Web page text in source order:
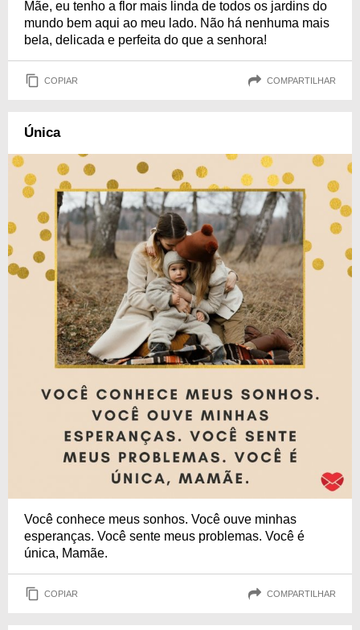
Mãe, eu tenho a flor mais linda de todos os jardins do
mundo bem aqui ao meu lado. Não há nenhuma mais
bela, delicada e perfeita do que a senhora!
COPIAR COMPARTILHAR
Única
Você conhece meus sonhos. Você ouve minhas
esperanças. Você sente meus problemas. Você é
única, Mamãe.
COPIAR COMPARTILHAR